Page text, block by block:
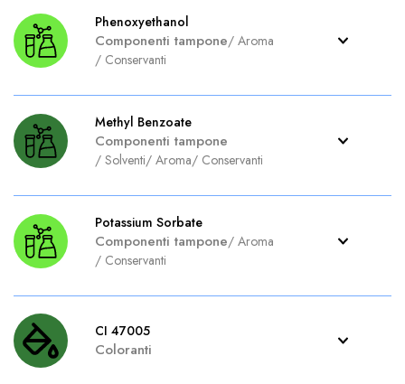
Phenoxyethanol
Componenti tampone/ Aroma
/ Conservanti
Methyl Benzoate
Componenti tampone
/ Solventi/ Aroma/ Conservanti
Potassium Sorbate
Componenti tampone/ Aroma
/ Conservanti
CI 47005
Coloranti